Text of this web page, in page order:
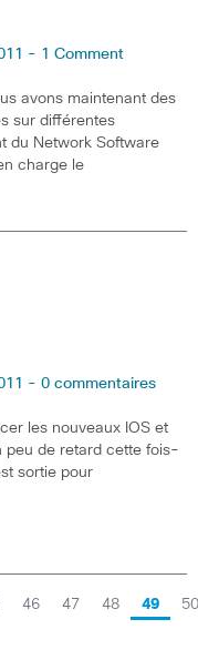
- 1 Comment
avons maintenant des
sur différentes
du Network Software
charge le
- 0 commentaires
les nouveaux IOS et
peu de retard cette fois-
sortie pour
46 47 48 49 50